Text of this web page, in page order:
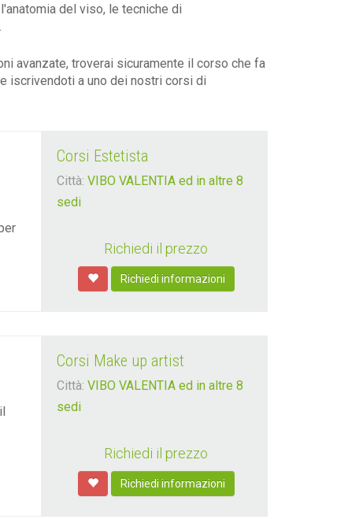
del viso, le tecniche di
avanzate, troverai sicuramente il corso che fa
iscrivendoti a uno dei nostri corsi di
Corsi Estetista
Città: VIBO VALENTIA ed in altre 8
sedi
Richiedi il prezzo
Richiedi informazioni
Corsi Make up artist
Città: VIBO VALENTIA ed in altre 8
sedi
Richiedi il prezzo
Richiedi informazioni